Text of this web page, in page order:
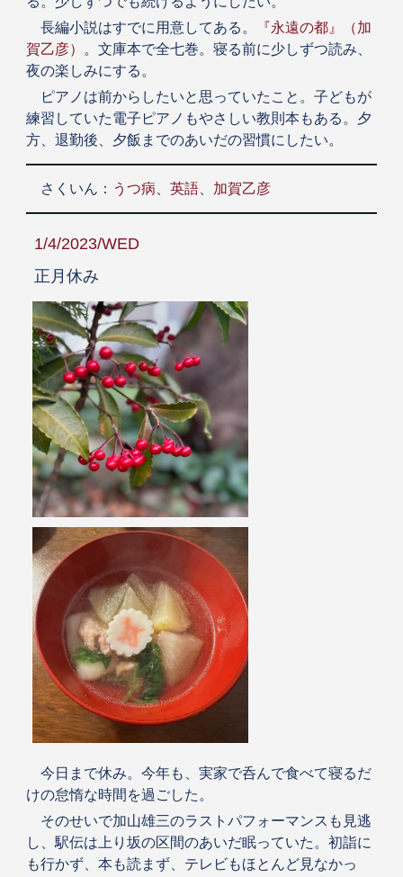
長編小説はすでに用意してある。
『永遠の都』（加
賀乙彦）
。文庫本で全七巻。寝る前に少しずつ読み、
夜の楽しみにする。
ピアノは前からしたいと思っていたこと。子どもが
練習していた電子ピアノもやさしい教則本もある。夕
方、退勤後、夕飯までのあいだの習慣にしたい。
さくいん： うつ病 英語、 加賀乙彦
1/4/2023/WED
正月休み
今日まで休み。今年も、実家で呑んで食べて寝るだ
けの怠惰な時間を過ごした。
そのせいで加山雄三のラストパフォーマンスも見逃
し、駅伝は上り坂の区間のあいだ眠っていた。初詣に
も行かず、本も読まず、テレビもほとんど見なかっ